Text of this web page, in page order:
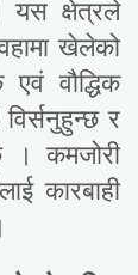
यस क्षेत्रले
खेलेको
वौद्धिक
र
। कमजोरी
कारबाही